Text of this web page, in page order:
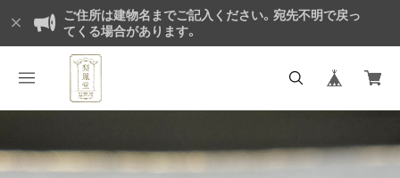
ご住所は建物名までご記入ください。宛先不明で戻っ
てくる場合があります。